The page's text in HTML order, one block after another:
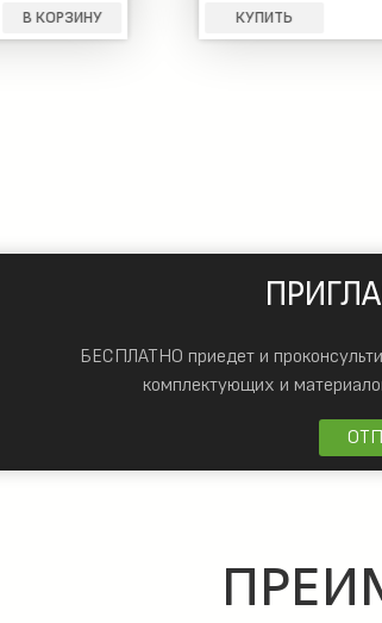
БЕСПЛАТНО приедет и
комплектующих и